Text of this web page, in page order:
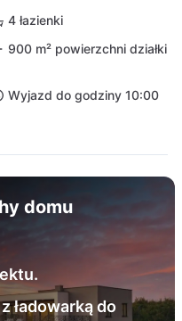
4 łazienki
900 m² powierzchni działki
Wyjazd do godziny 10:00
domu
ładowarką do